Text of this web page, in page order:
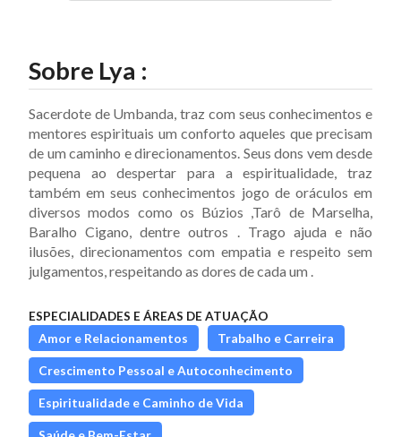
Sobre Lya :
Sacerdote de Umbanda, traz com seus conhecimentos e
mentores espirituais um conforto aqueles que precisam
de um caminho e direcionamentos. Seus dons vem desde
pequena ao despertar para a espiritualidade, traz
também em seus conhecimentos jogo de oráculos em
diversos modos como os Búzios ,Tarô de Marselha,
Baralho Cigano, dentre outros . Trago ajuda e não
ilusões, direcionamentos com empatia e respeito sem
julgamentos, respeitando as dores de cada um .
ESPECIALIDADES E ÁREAS DE ATUAÇÃO
Amor e Relacionamentos
Trabalho e Carreira
Crescimento Pessoal e Autoconhecimento
Espiritualidade e Caminho de Vida